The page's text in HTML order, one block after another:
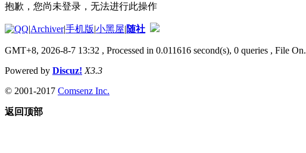
抱歉，您尚未登录，无法进行此操作
|Archiver|手机版|小黑屋|随社
GMT+8, 2026-8-7 13:32 , Processed in 0.011616 second(s), 0 queries , File On.
Powered by Discuz! X3.3
© 2001-2017 Comsenz Inc.
返回顶部